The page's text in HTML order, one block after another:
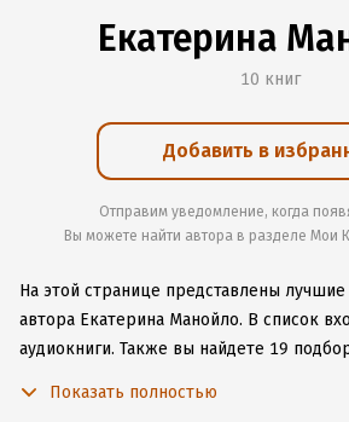
Екатерина
10 книг
Добавить в
Отправим уведомление, когда
Вы можете найти автора в разделе Мои
На этой странице представлены
автора Екатерина Манойло. В список
аудиокниги. Также вы найдете 19
Показать полностью